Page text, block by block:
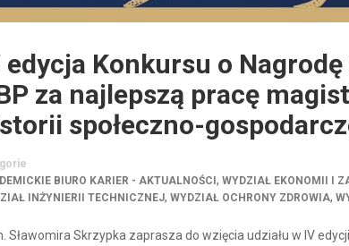
edycja Konkursu o
za najlepszą pracę
społeczno-
BIURO KARIER - AKTUALNOŚCI , WYDZIAŁ EKONOMII I
INŻYNIERII TECHNICZNEJ, WYDZIAŁ OCHRONY ZDROWIA,
Sławomira Skrzypka zaprasza do wzięcia udziału w IV